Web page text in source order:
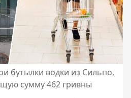
бутылки водки из Сильпо,
сумму 462 гривны